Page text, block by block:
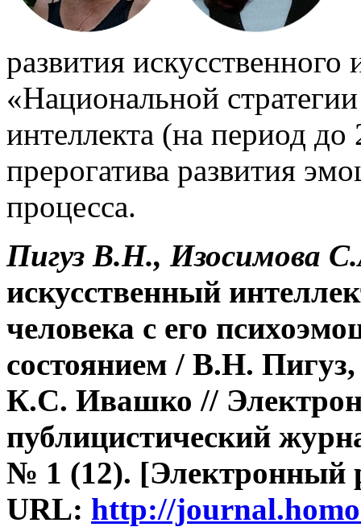
развития
«Национальной
интеллекта (на период
прерогатива развития
процесса.
Пигуз В.Н., Изосимова
искусственный
человека с его
состоянием / В.Н.
К.С. Ивашко //
публицистический
№ 1 (12). [Электронный
URL: http://